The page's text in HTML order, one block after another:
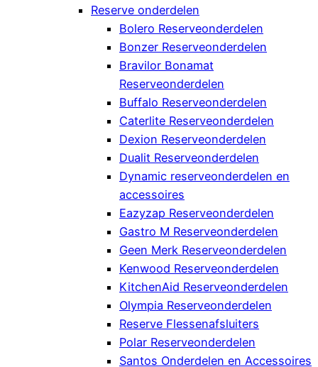
Reserve onderdelen
Bolero Reserveonderdelen
Bonzer Reserveonderdelen
Bravilor Bonamat
Reserveonderdelen
Buffalo Reserveonderdelen
Caterlite Reserveonderdelen
Dexion Reserveonderdelen
Dualit Reserveonderdelen
Dynamic reserveonderdelen en
accessoires
Eazyzap Reserveonderdelen
Gastro M Reserveonderdelen
Geen Merk Reserveonderdelen
Kenwood Reserveonderdelen
KitchenAid Reserveonderdelen
Olympia Reserveonderdelen
Reserve Flessenafsluiters
Polar Reserveonderdelen
Santos Onderdelen en Accessoires